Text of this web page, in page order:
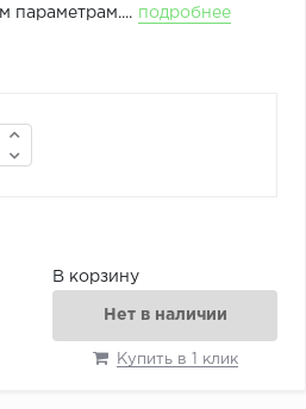
параметрам.... подробнее
В корзину
Нет в наличии
Купить в 1 клик